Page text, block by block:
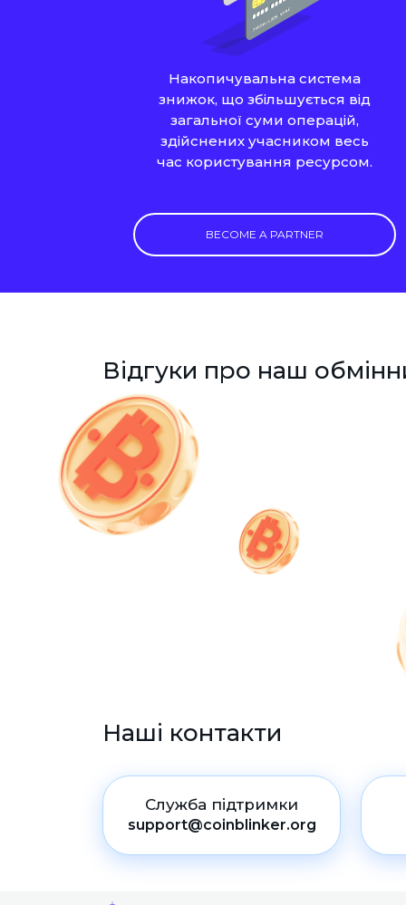
Накопичувальна система
знижок, що збільшується від
загальної суми операцій,
здійснених учасником весь
час користування ресурсом.
BECOME A PARTNER
Відгуки про наш
Наші контакти
Служба підтримки
support@coinblinker.org